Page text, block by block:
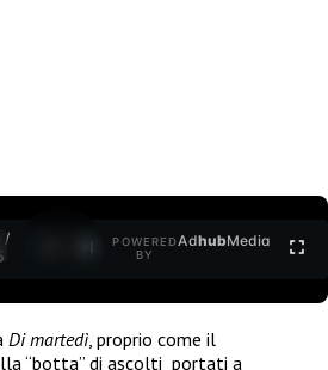
/
POWERED
BY
AdhubMedia
Di martedì , proprio come il
“botta” di ascolti portati a